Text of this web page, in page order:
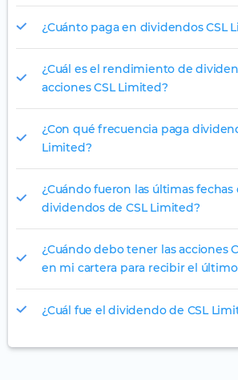
¿Cuánto paga en dividendos CSL
¿Cuál es el rendimiento de
acciones CSL Limited?
¿Con qué frecuencia paga
Limited?
¿Cuándo fueron las últimas
dividendos de CSL Limited?
¿Cuándo debo tener las acciones
en mi cartera para recibir el
¿Cuál fue el dividendo de CSL